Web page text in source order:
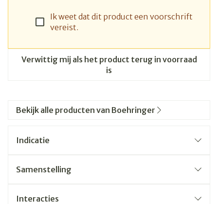
Ik weet dat dit product een voorschrift
vereist.
Verwittig mij als het product terug in voorraad
is
Bekijk alle producten van Boehringer
Indicatie
Onderhoudsbehandeling van chronische
Samenstelling
Interacties